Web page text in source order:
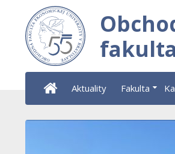
fakulta
Aktuality Fakulta